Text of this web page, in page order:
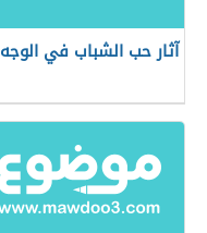
آثار حب الشباب في الوجه